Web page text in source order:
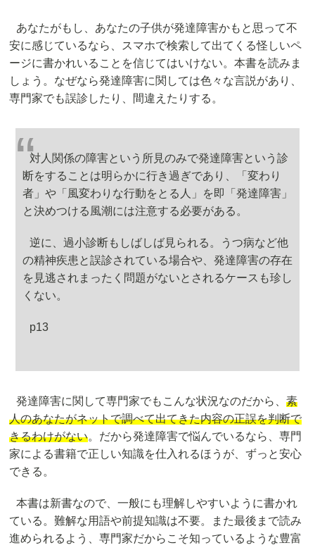
あなたがもし、あなたの子供が発達障害かもと思って不
安に感じているなら、スマホで検索して出てくる怪しいペ
ージに書かれいることを信じてはいけない。本書を読みま
しょう。なぜなら発達障害に関しては色々な言説があり、
専門家でも誤診したり、間違えたりする。
対人関係の障害という所見のみで発達障害という診
断をすることは明らかに行き過ぎであり、「変わり
者」や「風変わりな行動をとる人」を即「発達障害」
と決めつける風潮には注意する必要がある。
逆に、過小診断もしばしば見られる。うつ病など他
の精神疾患と誤診されている場合や、発達障害の存在
を見逃されまったく問題がないとされるケースも珍し
くない。
p13
発達障害に関して専門家でもこんな状況なのだから、素
人のあなたがネットで調べて出てきた内容の正誤を判断で
きるわけがない。だから発達障害で悩んでいるなら、専門
家による書籍で正しい知識を仕入れるほうが、ずっと安心
できる。
本書は新書なので、一般にも理解しやすいように書かれ
ている。難解な用語や前提知識は不要。また最後まで読み
進められるよう、専門家だからこそ知っているような豊富